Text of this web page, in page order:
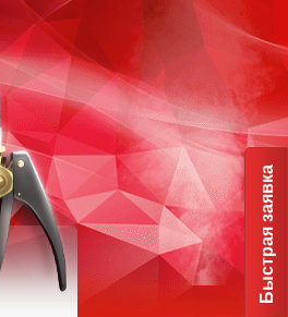
Быстрая заявка